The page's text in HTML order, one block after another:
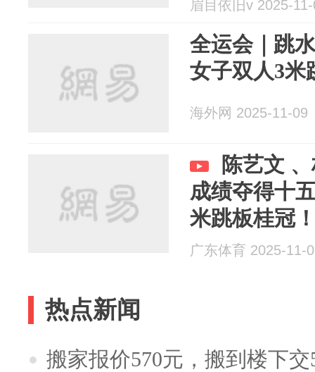
眉目依旧v 2025-
全运会｜跳
女子双人3米
海外网 2025-11-09
陈艺文
成绩夺得十
米跳板桂冠
广东体育 2025-11-
热点新闻
搬家报价570元，搬到楼下